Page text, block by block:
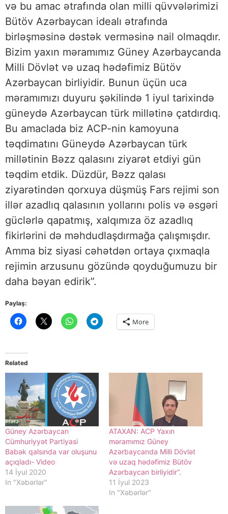
və bu amac ətrafında olan milli qüvvələrimizi
Bütöv Azərbaycan idealı ətrafında
birləşməsinə dəstək verməsinə nail olmaqdır.
Bizim yaxın məramımız Güney Azərbaycanda
Milli Dövlət və uzaq hədəfimiz Bütöv
Azərbaycan birliyidir. Bunun üçün uca
məramımızı duyuru şəkilində 1 iyul tarixində
güneydə Azərbaycan türk millətinə çatdırdıq.
Bu amaclada biz ACP-nin kamoyuna
təqdimatını Güneydə Azərbaycan türk
millətinin Bəzz qalasını ziyarət etdiyi gün
təqdim etdik. Düzdür, Bəzz qalası
ziyarətindən qorxuya düşmüş Fars rejimi son
illər azadlıq qalasının yollarını polis və əsgəri
güclərlə qapatmış, xalqımıza öz azadlıq
fikirlərini də məhdudlaşdırmağa çalışmışdır.
Amma biz siyasi cəhətdən ortaya çıxmaqla
rejimin arzusunu gözündə qoyduğumuzu bir
daha bəyan edirik”.
Paylaş:
More
Related
Güney Azərbaycan
Cümhuriyyət Partiyasi
Babək qalsında var oluşunu
açıqladı- Video
14 İyul 2020
In "Xəbərlər"
ATAXAN: ACP Yaxın
məramımız Güney
Azərbaycanda Milli Dövlət
və uzaq hədəfimiz Bütöv
Azərbaycan birliyidir”.
11 İyul 2023
In "Xəbərlər"